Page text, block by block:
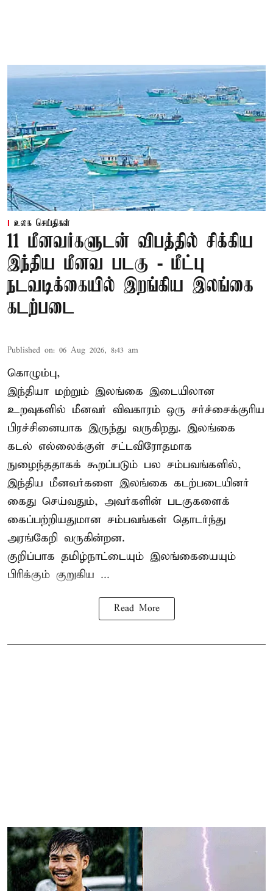
உலக செய்திகள்
11 மீனவர்களுடன் விபத்தில் சிக்கிய
இந்திய மீனவ படகு - மீட்பு
நடவடிக்கையில் இறங்கிய இலங்கை
கடற்படை
Published on: 06 Aug 2026, 8:43 am
கொழும்பு,
இந்தியா மற்றும் இலங்கை இடையிலான
உறவுகளில் மீனவர் விவகாரம் ஒரு சர்ச்சைக்குரிய
பிரச்சினையாக இருந்து வருகிறது. இலங்கை
கடல் எல்லைக்குள் சட்டவிரோதமாக
நுழைந்ததாகக் கூறப்படும் பல சம்பவங்களில்,
இந்திய மீனவர்களை இலங்கை கடற்படையினர்
கைது செய்வதும், அவர்களின் படகுகளைக்
கைப்பற்றியதுமான சம்பவங்கள் தொடர்ந்து
அரங்கேறி வருகின்றன.
குறிப்பாக தமிழ்நாட்டையும் இலங்கையையும்
பிரிக்கும் குறுகிய ...
Read More